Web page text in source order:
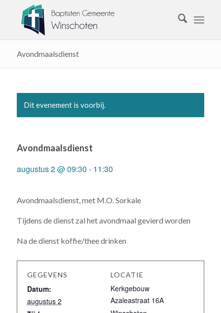
Avondmaalsdienst
Dit evenement is voorbij.
Avondmaalsdienst
augustus 2 @ 09:30 - 11:30
Avondmaalsdienst, met M.O. Sorkale
Tijdens de dienst zal het avondmaal gevierd worden
Na de dienst koffie/thee drinken
GEGEVENS
Datum:
augustus 2
LOCATIE
Kerkgebouw
Azaleastraat 16A